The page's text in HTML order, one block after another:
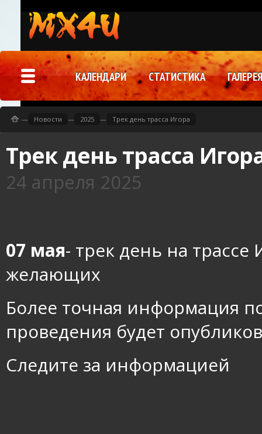
Трек день трасса
24 апреля 2025
07 мая- трек день на трассе
желающих
Более точная информация
проведения будет
Следите за информацией
— Новости — 2025 — Трек день трасса Игора
КАЛЕНДАРИ СТАТИСТИКА ГАЛЕРЕЯ